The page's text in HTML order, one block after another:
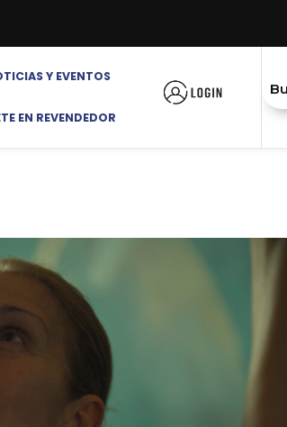
Y EVENTOS
EN REVENDEDOR